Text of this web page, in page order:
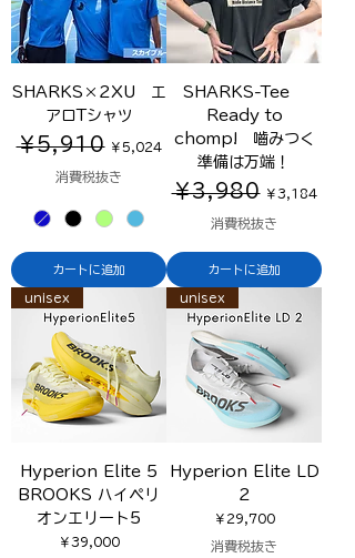
SHARKS×2XU エ
アロTシャツ
通常価格
￥5,910 ￥5,024
消費税抜き
カートに追加
SHARKS-Tee
Ready to
chomp! 嚙みつく
準備は万端！
通常価格
￥3,980 ￥3,184
消費税抜き
カートに追加
unisex
Hyperion Elite 5
BROOKS ハイペリ
オンエリート5
価格
￥39,000
unisex
Hyperion Elite LD
2
価格
￥29,700
消費税抜き